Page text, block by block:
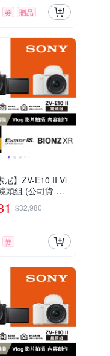
券 贈品
尼】ZV-E10 II Vl
頭組 (公司貨 保
) $32,980
券